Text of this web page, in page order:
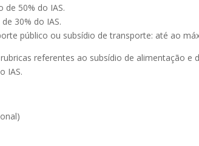
de 50% do IAS.
30% do IAS.
público ou subsídio de transporte: até ao
referentes ao subsídio de alimentação e
IAS.